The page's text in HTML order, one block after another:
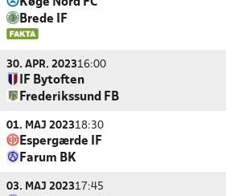
Køge Nord FC
Brede IF
30. APR. 202316:00
IF Bytoften
Frederikssund FB
01. MAJ 202318:30
Espergærde IF
Farum BK
03. MAJ 202317:45